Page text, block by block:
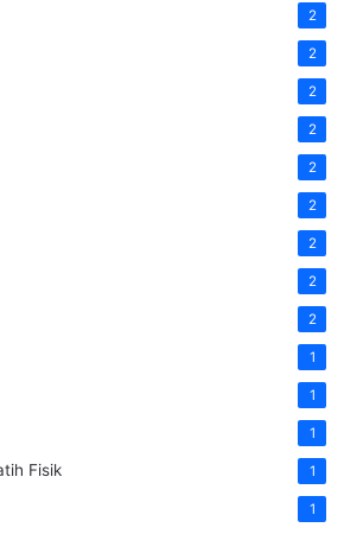
2
2
2
2
2
2
2
2
2
1
1
1
Fisik 1
1